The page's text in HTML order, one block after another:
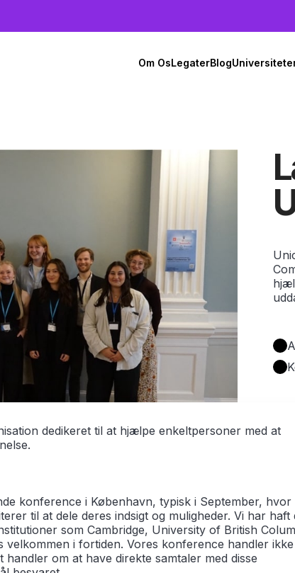
Om OsLegaterBlog
dedikeret til at hjælpe enkeltpersoner med at
konference i København, typisk i September, hvor
til at dele deres indsigt og muligheder. Vi har haft
som Cambridge, University of British
i fortiden. Vores konference handler
om at have direkte samtaler med disse